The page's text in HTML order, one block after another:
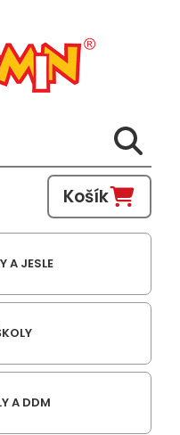
Košík
A JESLE
A DDM